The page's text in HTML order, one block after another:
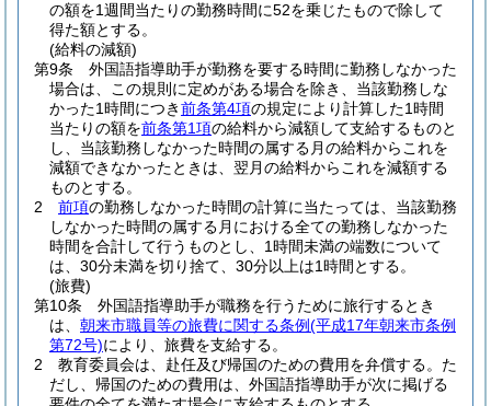
の額を1週間当たりの勤務時間に52を乗じたもので除して
得た額とする。
(給料の減額)
第9条
外国語指導助手が勤務を要する時間に勤務しなかった
場合は、この規則に定めがある場合を除き、当該勤務しな
かった1時間につき前条第4項の規定により計算した1時間
当たりの額を前条第1項の給料から減額して支給するものと
し、当該勤務しなかった時間の属する月の給料からこれを
減額できなかったときは、翌月の給料からこれを減額する
ものとする。
2
前項の勤務しなかった時間の計算に当たっては、当該勤務
しなかった時間の属する月における全ての勤務しなかった
時間を合計して行うものとし、1時間未満の端数について
は、30分未満を切り捨て、30分以上は1時間とする。
(旅費)
第10条
外国語指導助手が職務を行うために旅行するとき
は、 朝来市職員等の旅費に関する条例(平成17年朝来市条例
第72号)により、旅費を支給する。
2
教育委員会は、赴任及び帰国のための費用を弁償する。 た
だし、帰国のための費用は、外国語指導助手が次に掲げる